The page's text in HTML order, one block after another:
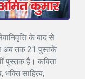
के बाद से
अब तक 21 पुस्तकें
पुस्तक है। कविता
साहित्य,